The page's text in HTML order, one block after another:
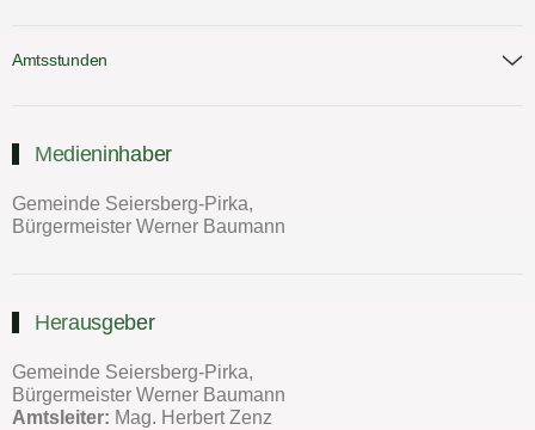
Amtsstunden
Medieninhaber
Gemeinde Seiersberg-Pirka,
Bürgermeister Werner Baumann
Herausgeber
Gemeinde Seiersberg-Pirka,
Bürgermeister Werner Baumann
Amtsleiter: Mag. Herbert Zenz